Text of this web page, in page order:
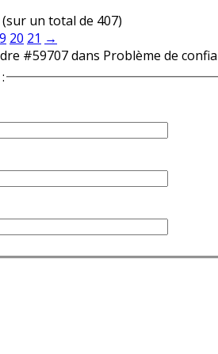
un total de 407)
20 21 →
#59707 dans Problème de